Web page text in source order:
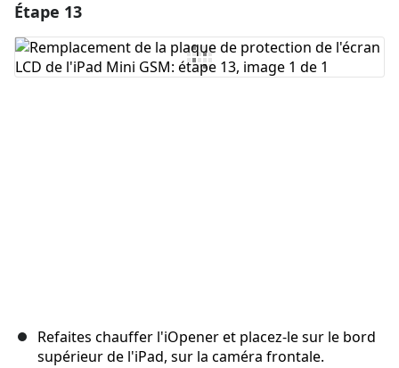
Ajouter un commentaire
Étape 13
Refaites chauffer l'iOpener et placez-le sur le bord
supérieur de l'iPad, sur la caméra frontale.